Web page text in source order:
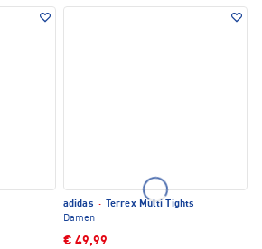
adidas ·
Terrex Multi Tights
Damen
€ 49,99